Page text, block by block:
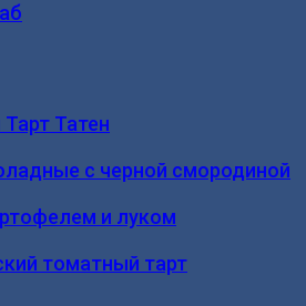
Татен
с черной смородиной
и луком
томатный тарт